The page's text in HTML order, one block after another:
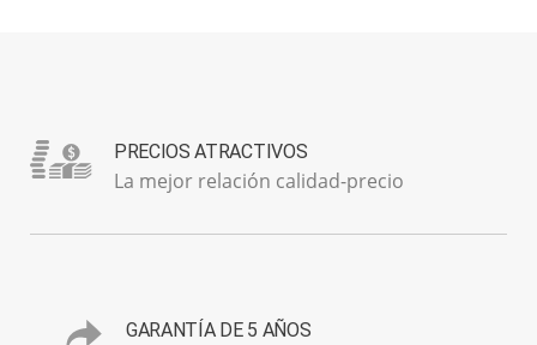
PRECIOS ATRACTIVOS
La mejor relación calidad-precio
GARANTÍA DE 5 AÑOS